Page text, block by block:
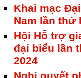
Khai mạc
Nam lần thứ
Hội Hỗ trợ
đại biểu lần
2024
Nghị quyết